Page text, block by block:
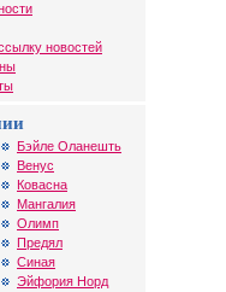
новостей
Бэйле Оланешть
Венус
Ковасна
Мангалия
Олимп
Предял
Синая
Эйфория Норд